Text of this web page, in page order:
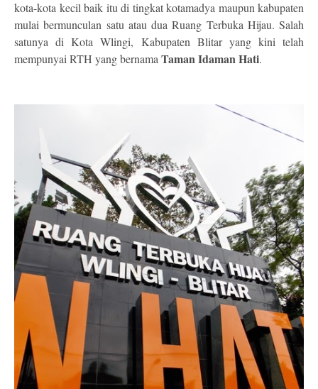
kota-kota kecil baik itu di tingkat kotamadya maupun kabupaten
mulai bermunculan satu atau dua Ruang Terbuka Hijau. Salah
satunya di Kota Wlingi, Kabupaten Blitar yang kini telah
mempunyai RTH yang bernama Taman Idaman Hati.